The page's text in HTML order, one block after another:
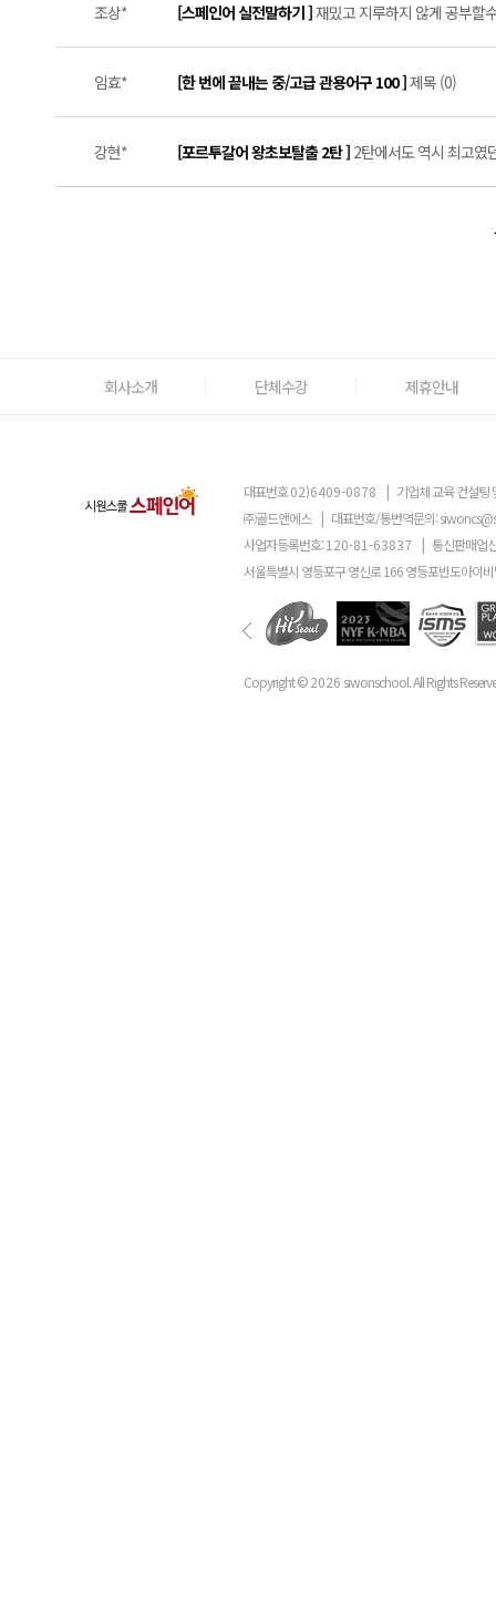
조상* [스페인어 실전말하기 ]재밌고 지루하지 않게 공부할
임효* [한 번에 끝내는 중/고급 관용어구 100 ]제목 (0)
강현* [포르투갈어 왕초보탈출 2탄 ] 2탄에서도 역시 최고였
회사소개 단체수강 제휴안내
대표번호02)6409-0878 | 기업체 교육 컨설팅
㈜골드앤에스 | 대표번호/통번역문의:
사업자등록번호:120-81-63837 | 통신판매업
서울특별시 영등포구 영신로 166 영등포반도아이
Copyright ©2026 siwonschool. All Rights